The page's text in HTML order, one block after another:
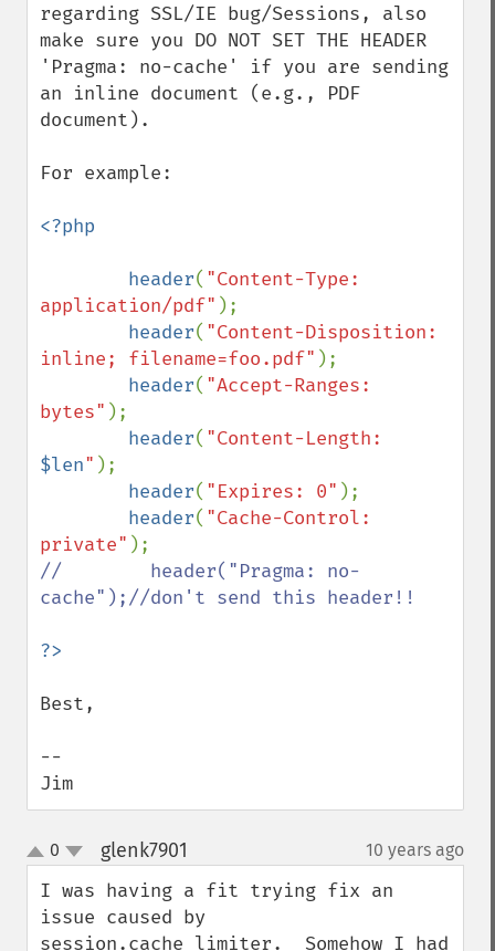
regarding SSL/IE bug/Sessions, also
make sure you DO NOT SET THE HEADER
'Pragma: no-cache' if you are sending
an inline document (e.g., PDF
document).
For example:
<?php
        header
( "Content-Type:
application/pdf" );
header( "Content-Disposition:
inline; filename=foo.pdf" );
header( "Accept-Ranges:
bytes" );
header(
$len" );
header( "Expires: 0" );
header( "Cache-Control:
private"
//        header("Pragma: no-
cache");//don't send this header!!
Best,
--
Jim
up
down
0 glenk7901 10 years ago
I was having a fit trying fix an
issue caused by
session.cache_limiter.  Somehow I had